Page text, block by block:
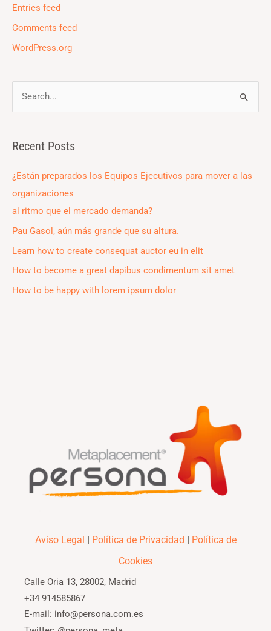
Entries feed
Comments feed
WordPress.org
r
:
Recent Posts
¿Están preparados los Equipos Ejecutivos para mover a las
organizaciones
al ritmo que el mercado demanda?
Pau Gasol, aún más grande que su altura.
Learn how to create consequat auctor eu in elit
How to become a great dapibus condimentum sit amet
How to be happy with lorem ipsum dolor
Aviso Legal Política de Privacidad
Política de
Cookies
Calle Oria 13, 28002, Madrid
+34 914585867
E-mail: info@persona.com.es